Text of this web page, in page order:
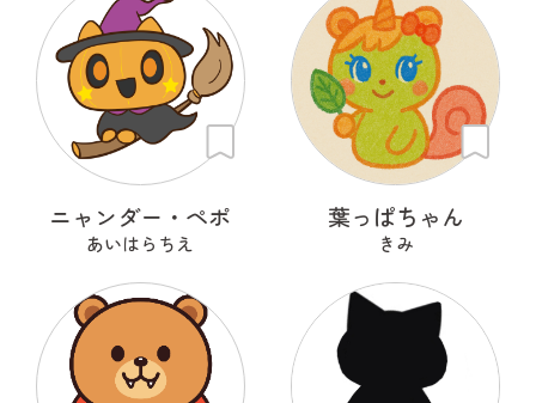
ニャンダー・ペポ
あいはらちえ
葉っぱちゃん
きみ